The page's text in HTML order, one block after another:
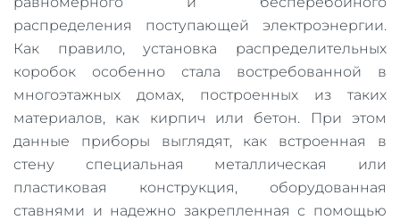
распределения поступающей электроэнергии.
Как правило, установка распределительных
коробок особенно стала востребованной в
многоэтажных домах, построенных из таких
материалов, как кирпич или бетон. При этом
данные приборы выглядят, как встроенная в
стену специальная металлическая или
пластиковая конструкция, оборудованная
ставнями и надежно закрепленная с помощью